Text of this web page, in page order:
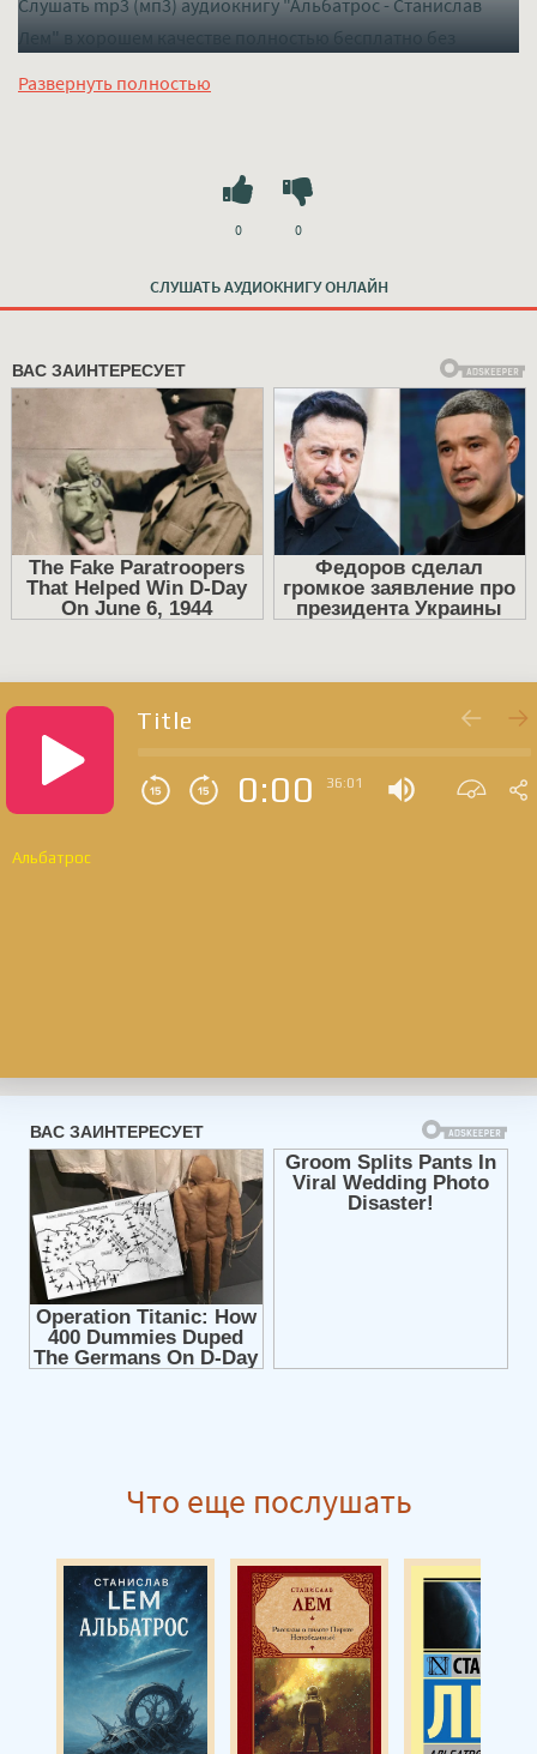
Слушать mp3 (мп3) аудиокнигу "Альбатрос - Станислав
Лем" в хорошем качестве полностью бесплатно без
Развернуть полностью
СЛУШАТЬ АУДИОКНИГУ ОНЛАЙН
0 0
Title
0:00 36:01
Альбатрос
Что еще послушать